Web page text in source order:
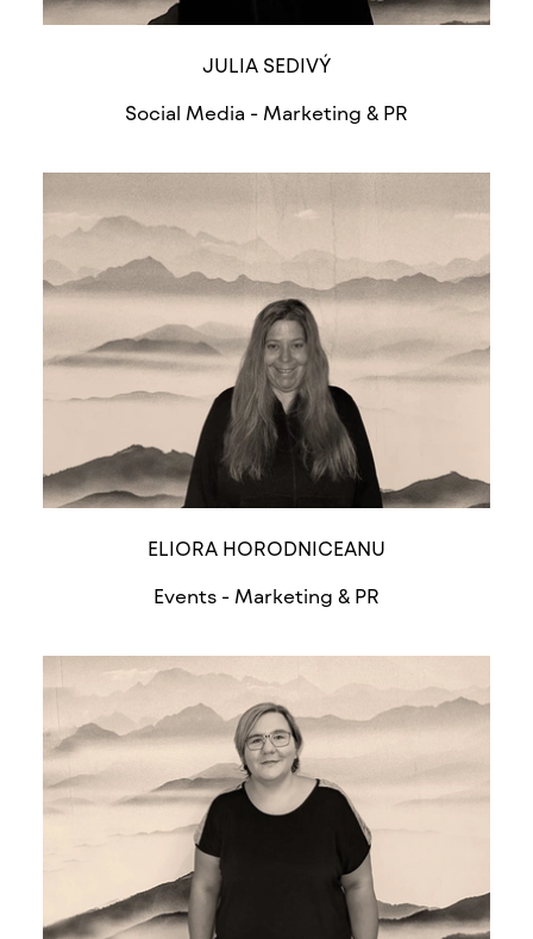
JULIA SEDIVÝ
Social Media - Marketing & PR
ELIORA HORODNICEANU
Events - Marketing & PR